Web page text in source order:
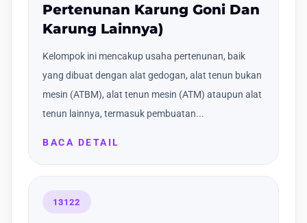
Pertenunan Karung Goni Dan
Karung Lainnya)
Kelompok ini mencakup usaha pertenunan, baik
yang dibuat dengan alat gedogan, alat tenun bukan
mesin (ATBM), alat tenun mesin (ATM) ataupun alat
tenun lainnya, termasuk pembuatan...
BACA DETAIL
13122